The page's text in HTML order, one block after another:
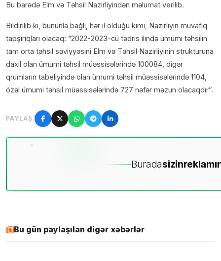
Bu barədə Elm və Təhsil Nazirliyindən məlumat verilib.
Bildirilib ki, bununla bağlı, hər il olduğu kimi, Nazirliyin müvafiq
tapşırıqları olacaq: “2022-2023-cü tədris ilində ümumi təhsilin
tam orta təhsil səviyyəsini Elm və Təhsil Nazirliyinin strukturuna
daxil olan ümumi təhsil müəssisələrində 100084, digər
qrumların tabeliyində olan ümumi təhsil müəssisələrində 1104,
özəl ümumi təhsil müəssisələrində 727 nəfər məzun olacaqdır”.
PAYLAŞ
Buradasizin
Bu gün paylaşılan digər xəbərlər